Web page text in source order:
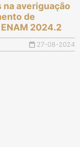
na averiguação
de
2024.2
27-08-2024